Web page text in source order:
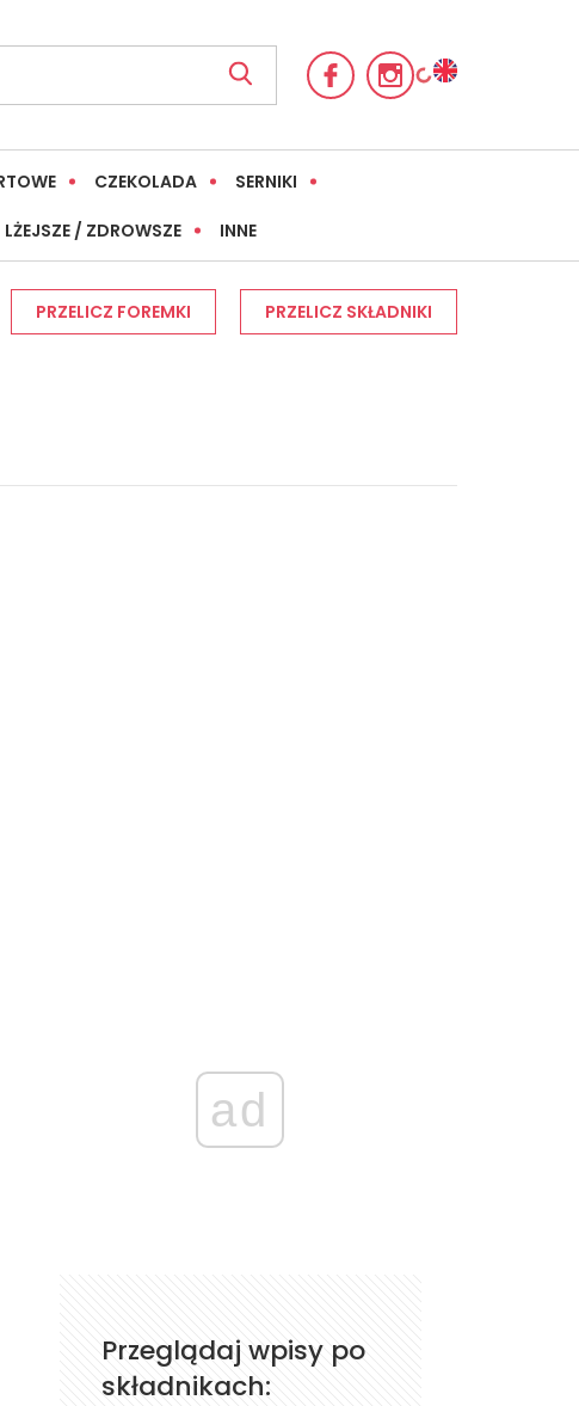
CZEKOLADA SERNIKI
LŻEJSZE / ZDROWSZE INNE
PRZELICZ FOREMKI PRZELICZ SKŁADNIKI
ad
Przeglądaj wpisy po
składnikach: